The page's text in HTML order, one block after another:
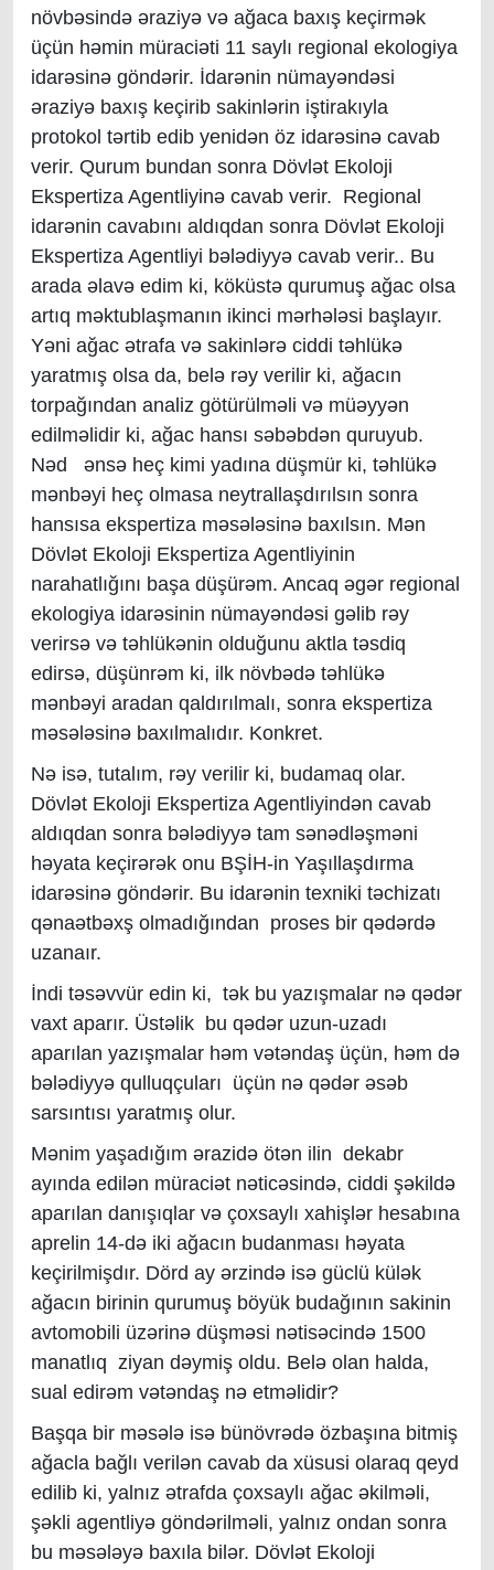
növbəsində əraziyə və ağaca baxış keçirmək
üçün həmin müraciəti 11 saylı regional ekologiya
idarəsinə göndərir. İdarənin nümayəndəsi
əraziyə baxış keçirib sakinlərin iştirakıyla
protokol tərtib edib yenidən öz idarəsinə cavab
verir. Qurum bundan sonra Dövlət Ekoloji
Ekspertiza Agentliyinə cavab verir. Regional
idarənin cavabını aldıqdan sonra Dövlət Ekoloji
Ekspertiza Agentliyi bələdiyyə cavab verir.. Bu
arada əlavə edim ki, köküstə qurumuş ağac olsa
artıq məktublaşmanın ikinci mərhələsi başlayır.
Yəni ağac ətrafa və sakinlərə ciddi təhlükə
yaratmış olsa da, belə rəy verilir ki, ağacın
torpağından analiz götürülməli və müəyyən
edilməlidir ki, ağac hansı səbəbdən quruyub.
Nəd ənsə heç kimi yadına düşmür ki, təhlükə
mənbəyi heç olmasa neytrallaşdırılsın sonra
hansısa ekspertiza məsələsinə baxılsın. Mən
Dövlət Ekoloji Ekspertiza Agentliyinin
narahatlığını başa düşürəm. Ancaq əgər regional
ekologiya idarəsinin nümayəndəsi gəlib rəy
verirsə və təhlükənin olduğunu aktla təsdiq
edirsə, düşünrəm ki, ilk növbədə təhlükə
mənbəyi aradan qaldırılmalı, sonra ekspertiza
məsələsinə baxılmalıdır. Konkret.
Nə isə, tutalım, rəy verilir ki, budamaq olar.
Dövlət Ekoloji Ekspertiza Agentliyindən cavab
aldıqdan sonra bələdiyyə tam sənədləşməni
həyata keçirərək onu BŞİH-in Yaşıllaşdırma
idarəsinə göndərir. Bu idarənin texniki təchizatı
qənaətbəxş olmadığından proses bir qədərdə
uzanaır.
İndi təsəvvür edin ki, tək bu yazışmalar nə qədər
vaxt aparır. Üstəlik bu qədər uzun-uzadı
aparılan yazışmalar həm vətəndaş üçün, həm də
bələdiyyə qulluqçuları üçün nə qədər əsəb
sarsıntısı yaratmış olur.
Mənim yaşadığım ərazidə ötən ilin dekabr
ayında edilən müraciət nəticəsində, ciddi şəkildə
aparılan danışıqlar və çoxsaylı xahişlər hesabına
aprelin 14-də iki ağacın budanması həyata
keçirilmişdır. Dörd ay ərzində isə güclü külək
ağacın birinin qurumuş böyük budağının sakinin
avtomobili üzərinə düşməsi nətisəcində 1500
manatlıq ziyan dəymiş oldu. Belə olan halda,
sual edirəm vətəndaş nə etməlidir?
Başqa bir məsələ isə bünövrədə özbaşına bitmiş
ağacla bağlı verilən cavab da xüsusi olaraq qeyd
edilib ki, yalnız ətrafda çoxsaylı ağac əkilməli,
şəkli agentliyə göndərilməli, yalnız ondan sonra
bu məsələyə baxıla bilər. Dövlət Ekoloji